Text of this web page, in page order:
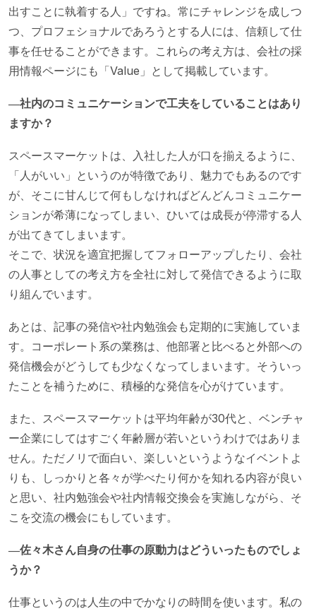
出すことに執着する人」ですね。常にチャレンジを成しつ
つ、プロフェショナルであろうとする人には、信頼して仕
事を任せることができます。これらの考え方は、会社の採
用情報ページにも「Value」として掲載しています。
―社内のコミュニケーションで工夫をしていることはあり
ますか？
スペースマーケットは、入社した人が口を揃えるように、
「人がいい」というのが特徴であり、魅力でもあるのです
が、そこに甘んじて何もしなければどんどんコミュニケー
ションが希薄になってしまい、ひいては成長が停滞する人
が出てきてしまいます。
そこで、状況を適宜把握してフォローアップしたり、会社
の人事としての考え方を全社に対して発信できるように取
り組んでいます。
あとは、記事の発信や社内勉強会も定期的に実施していま
す。コーポレート系の業務は、他部署と比べると外部への
発信機会がどうしても少なくなってしまいます。そういっ
たことを補うために、積極的な発信を心がけています。
また、スペースマーケットは平均年齢が30代と、ベンチャ
ー企業にしてはすごく年齢層が若いというわけではありま
せん。ただノリで面白い、楽しいというようなイベントよ
りも、しっかりと各々が学べたり何かを知れる内容が良い
と思い、社内勉強会や社内情報交換会を実施しながら、そ
こを交流の機会にもしています。
―佐々木さん自身の仕事の原動力はどういったものでしょ
うか？
仕事というのは人生の中でかなりの時間を使います。私の